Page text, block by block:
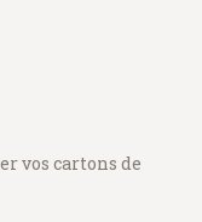
vos cartons de